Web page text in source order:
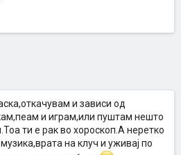
и зависи од
и играм,или пуштам нешто
ти е рак во хороскоп.А неретко
на клуч и уживај по